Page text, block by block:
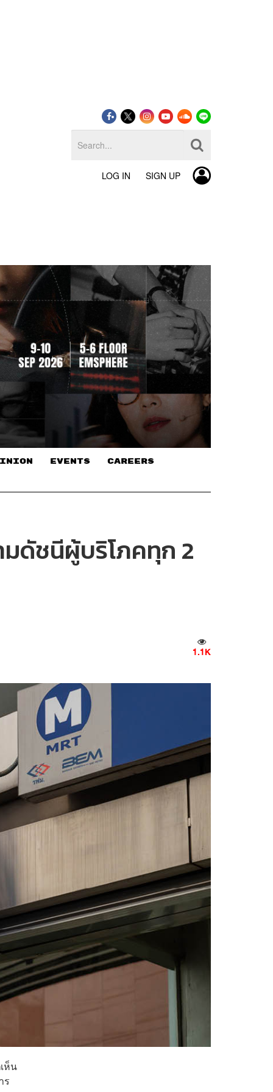
LOG IN SIGN UP
EVENTS CAREERS
มดัชนีผู้บริโภคทุก 2
1.1K
ห็น
ร